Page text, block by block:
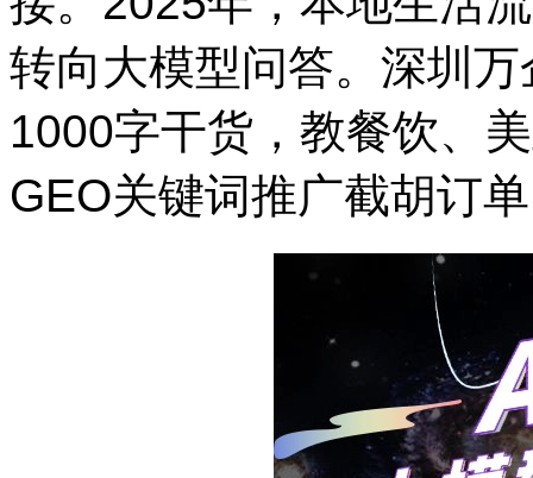
转向大模型问答。深圳
1000字干货，教餐饮、
GEO关键词推广截胡订